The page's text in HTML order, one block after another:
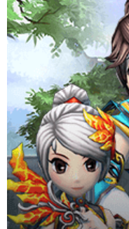
ยุทธภพครบสลึง จากการ์